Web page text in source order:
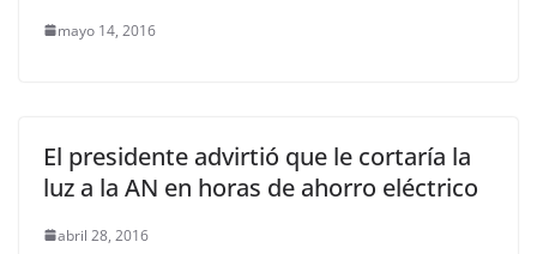
mayo 14, 2016
El presidente advirtió que le cortaría la
luz a la AN en horas de ahorro eléctrico
abril 28, 2016